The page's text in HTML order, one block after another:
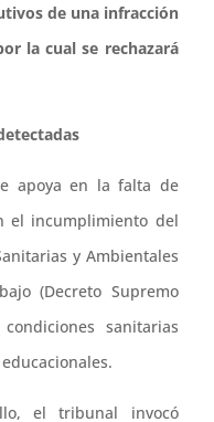
de una infracción
la cual se rechazará
apoya en la falta de
el incumplimiento del
y Ambientales
(Decreto Supremo
sanitarias
el tribunal invocó